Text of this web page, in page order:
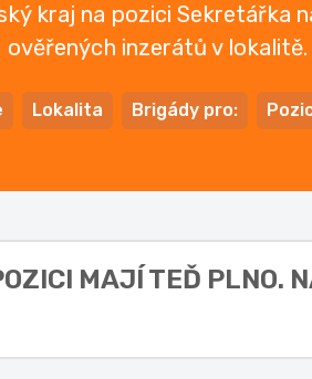
kraj na pozici Sekretářka
ověřených inzerátů v
Lokalita Brigády pro:
MAJÍ TEĎ PLNO.